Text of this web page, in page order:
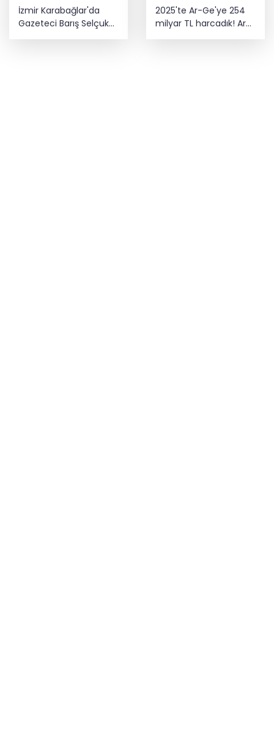
İzmir Karabağlar'da
Gazeteci Barış Selçuk
2025'te Ar-Ge'ye 254
milyar TL harcadık! Ar-